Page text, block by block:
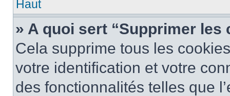
Haut
» A quoi sert “Supprimer les
Cela supprime tous les
votre identification et votre
des fonctionnalités telles que